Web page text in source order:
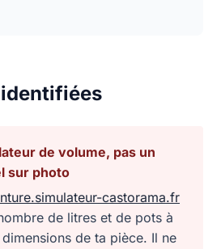
de volume, pas un
sur photo
castorama.fr
de litres et de pots à
de ta pièce. Il ne